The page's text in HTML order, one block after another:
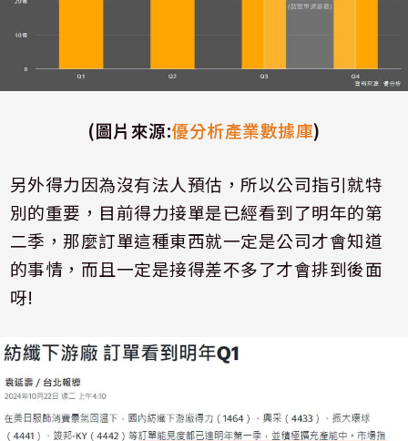
(圖片來源:優分析產業數據庫)
另外得力因為沒有法人預估，所以公司指引就特
別的重要，目前得力接單是已經看到了明年的第
二季，那麼訂單這種東西就一定是公司才會知道
的事情，而且一定是接得差不多了才會排到後面
呀!